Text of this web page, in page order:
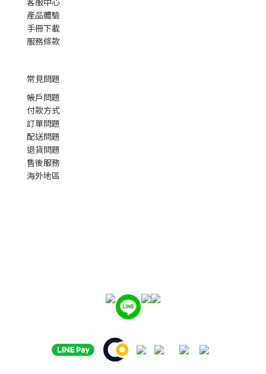
產品體驗
手冊下載
服務條款
常見問題
帳戶問題
付款方式
訂單問題
配送問題
退貨問題
售後服務
海外地區